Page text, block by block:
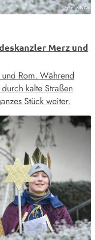
Foto: KNA
Merz und
Rom. Während
kalte Straßen
Stück weiter.